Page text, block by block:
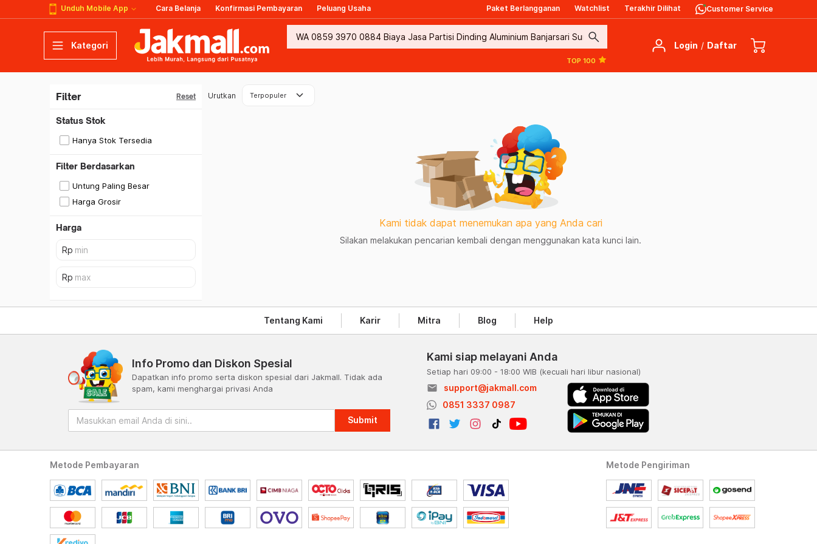
Unduh Mobile App Cara Belanja Konfirmasi Pembayaran Peluang Usaha Paket Berlangganan Watchlist Terakhir Dilihat Customer Service
Kategori search
TOP 100
Login / Daftar
Filter Reset
Status Stok
Hanya Stok Tersedia
Filter Berdasarkan
Untung Paling Besar
Harga Grosir
Harga
Urutkan Terpopuler keyboard_arrow_down
Kami tidak dapat menemukan apa yang Anda cari
Silakan melakukan pencarian kembali dengan menggunakan kata kunci lain.
Tentang Kami Karir Mitra Blog Help
Info Promo dan Diskon Spesial
Dapatkan info promo serta diskon spesial dari Jakmall. Tidak ada
spam, kami menghargai privasi Anda
Submit
Kami siap melayani Anda
Setiap hari 09:00 - 18:00 WIB (kecuali hari libur nasional)
email
support@jakmall.com
0851 3337 0987
Metode Pembayaran Metode Pengiriman